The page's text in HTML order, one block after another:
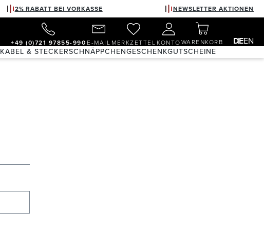
2% RABATT BEI VORKASSE NEWSLETTER AKTIONEN
+49 (0)721 97855-990 E-MAIL MERKZETTEL KONTOWARENKORB DEEN
KABEL & STECKERSCHNÄPPCHENGESCHENKGUTSCHEINE